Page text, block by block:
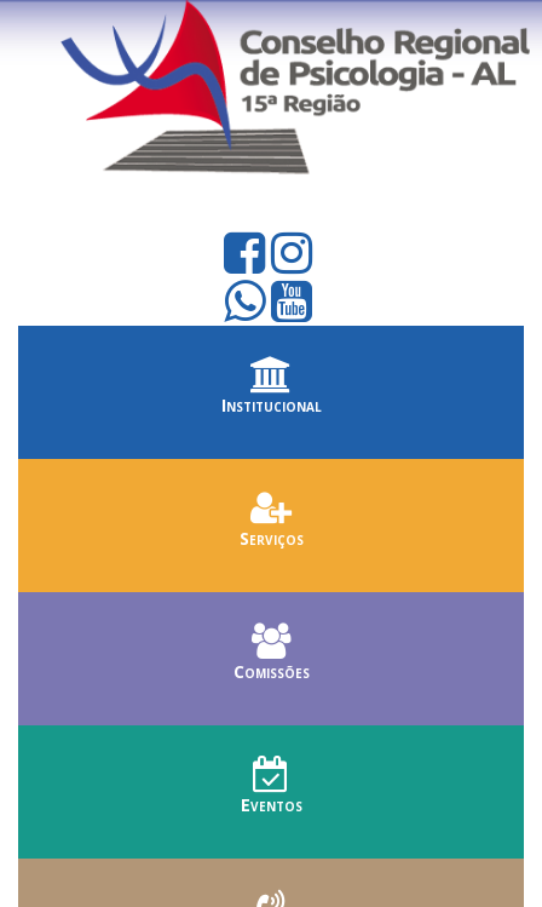
Institucional
Serviços
Comissões
Eventos